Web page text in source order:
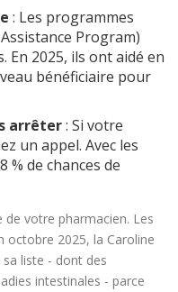
: Les programmes
Program)
2025, ils ont aidé en
bénéficiaire pour
arrêter: Si votre
un appel. Avec les
% de chances de
votre pharmacien. Les
octobre 2025, la Caroline
liste - dont des
intestinales - parce